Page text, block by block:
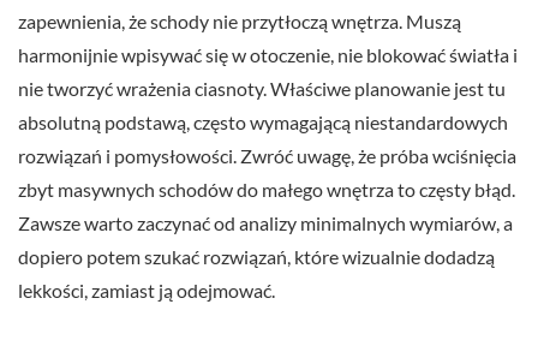
zapewnienia, że schody nie przytłoczą wnętrza. Muszą
harmonijnie wpisywać się w otoczenie, nie blokować światła i
nie tworzyć wrażenia ciasnoty. Właściwe planowanie jest tu
absolutną podstawą, często wymagającą niestandardowych
rozwiązań i pomysłowości. Zwróć uwagę, że próba wciśnięcia
zbyt masywnych schodów do małego wnętrza to częsty błąd.
Zawsze warto zaczynać od analizy minimalnych wymiarów, a
dopiero potem szukać rozwiązań, które wizualnie dodadzą
lekkości, zamiast ją odejmować.